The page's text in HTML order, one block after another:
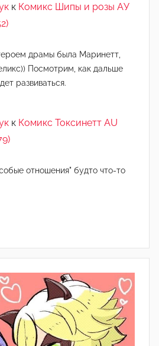
к Комикс Шипы и розы АУ
драмы была Маринетт,
Посмотрим, как дальше
развиваться.
к Комикс Токсинетт AU
отношения" будто что-то